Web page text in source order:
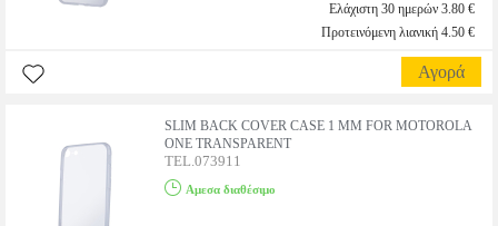
Ελάχιστη 30 ημερών 3.80 €
Προτεινόμενη λιανική 4.50 €
Αγορά
SLIM BACK COVER CASE 1 MM FOR MOTOROLA
ONE TRANSPARENT
TEL.073911
Αμεσα διαθέσιμο